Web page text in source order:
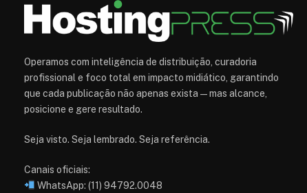
Operamos com inteligência de distribuição, curadoria
profissional e foco total em impacto midiático, garantindo
que cada publicação não apenas exista — mas alcance,
posicione e gere resultado.
Seja visto. Seja lembrado. Seja referência.
Canais oficiais:
WhatsApp: (11) 94792.0048